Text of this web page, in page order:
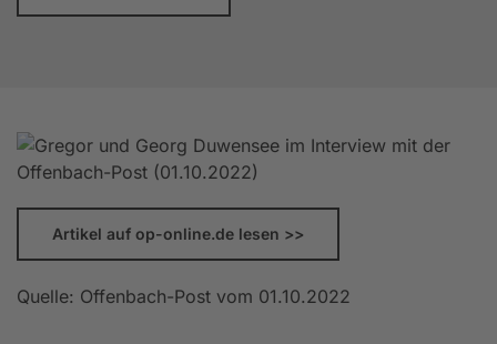
Artikel auf op-online.de lesen >>
Quelle: Offenbach-Post vom 01.10.2022